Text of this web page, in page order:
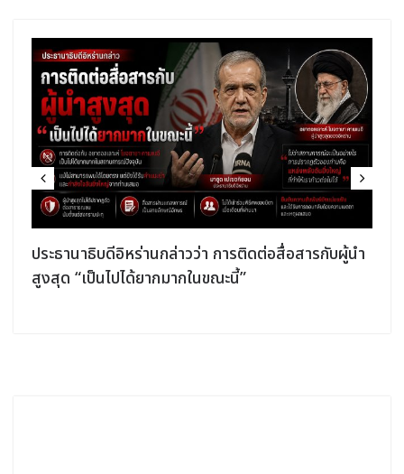
ประธานาธิบดีอิหร่านกล่าวว่า การติดต่อสื่อสารกับผู้นำ
สูงสุด “เป็นไปได้ยากมากในขณะนี้”